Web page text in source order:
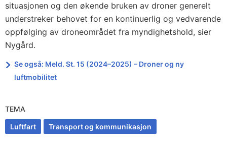
situasjonen og den økende bruken av droner generelt
understreker behovet for en kontinuerlig og vedvarende
oppfølging av droneområdet fra myndighetshold, sier
Nygård.
Se også: Meld. St. 15 (2024–2025) – Droner og ny
luftmobilitet
TEMA
Luftfart Transport og kommunikasjon